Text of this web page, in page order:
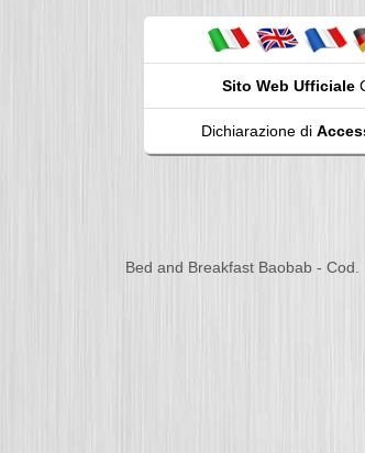
Sito Web Ufficiale
Dichiarazione di
Bed and Breakfast Baobab -